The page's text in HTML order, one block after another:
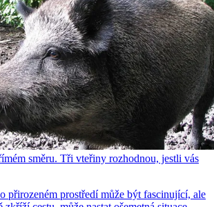
směru. Tři vteřiny rozhodnou, jestli vás
přirozeném prostředí může být fascinující, ale